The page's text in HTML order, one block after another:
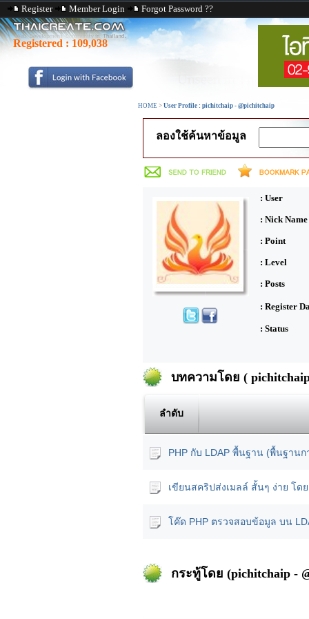
Register Member Login Forgot Password ??
Registered : 109,038
HOME > User Profile : pichitchaip - @pichitchaip
ลองใช้ค้นหาข้อมูล
: User
: Nick Name
: Point
: Level
: Posts
: Register
: Status
บทความโดย (
ลำดับ
PHP กับ LDAP พื้นฐาน (พื้นฐานก
เขียนสคริปส่งเมลล์ สั้นๆ ง่าย โด
โค๊ด PHP ตรวจสอบข้อมูล บน
กระทู้โดย (pichitchaip -